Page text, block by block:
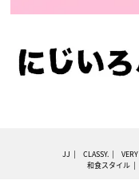
JJ CLASSY. VERY
和食スタイル